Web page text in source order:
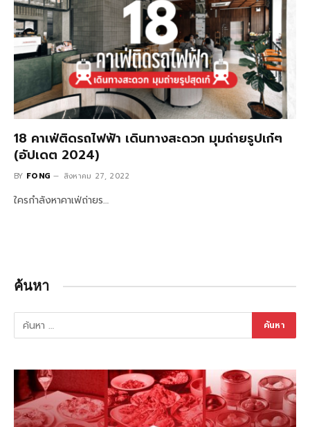
18 คาเฟ่ติดรถไฟฟ้า เดินทางสะดวก มุมถ่ายรูปเก๋ๆ
(อัปเดต 2024)
BY FONG สิงหาคม 27, 2022
ใครกำลังหาคาเฟ่ถ่ายร…
ค้นหา